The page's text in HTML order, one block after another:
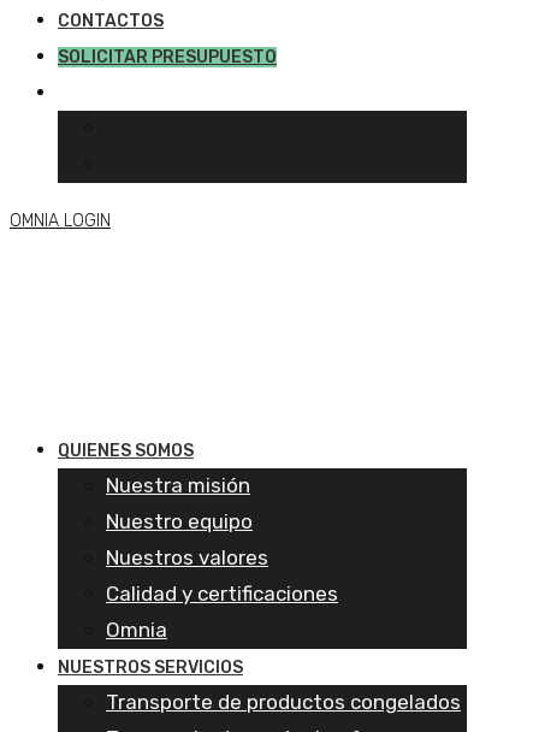
CONTACTOS
SOLICITAR PRESUPUESTO
OMNIA LOGIN
QUIENES SOMOS
Nuestra misión
Nuestro equipo
Nuestros valores
Calidad y certificaciones
Omnia
NUESTROS SERVICIOS
Transporte de productos congelados